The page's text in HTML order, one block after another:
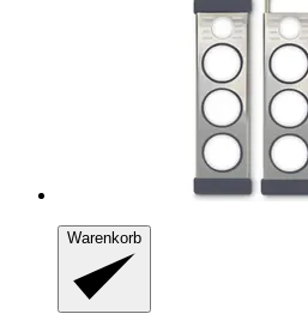
Warenkorb